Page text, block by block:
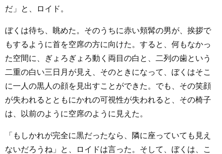
だ」と、ロイド。
ぼくは待ち、眺めた。そのうちに赤い頬髯の男が、挨拶で
もするように首を空席の方に向けた。すると、何もなかっ
た空間に、ぎょろぎょろ動く両目の白と、二列の歯という
二重の白い三日月が見え、そのときになって、ぼくはそこ
に一人の黒人の顔を見出すことができた。でも、その笑顔
が失われるとともにかれの可視性が失われると、その椅子
は、以前のように空席のように見えた。
「もしかれが完全に黒だったなら、隣に座っていても見え
ないだろうね」と、ロイドは言った。そして、ぼくは、こ